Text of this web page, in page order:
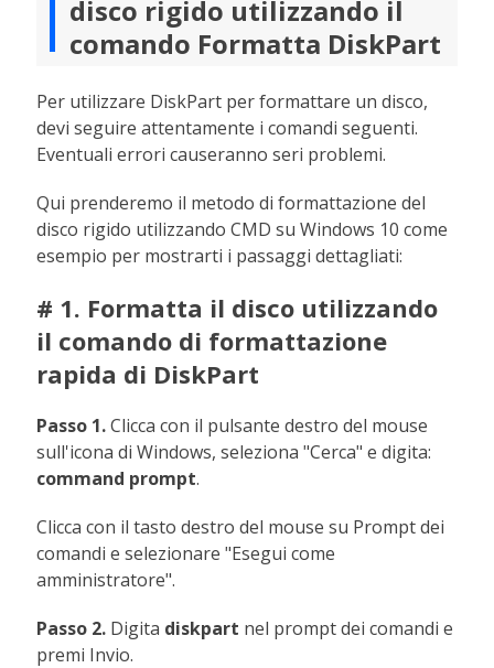
disco rigido utilizzando il
comando Formatta DiskPart
Per utilizzare DiskPart per formattare un disco,
devi seguire attentamente i comandi seguenti.
Eventuali errori causeranno seri problemi.
Qui prenderemo il metodo di formattazione del
disco rigido utilizzando CMD su Windows 10 come
esempio per mostrarti i passaggi dettagliati:
# 1. Formatta il disco utilizzando
il comando di formattazione
rapida di DiskPart
Passo 1.Clicca con il pulsante destro del mouse
sull'icona di Windows, seleziona "Cerca" e digita:
command prompt.
Clicca con il tasto destro del mouse su Prompt dei
comandi e selezionare "Esegui come
amministratore".
Passo 2. Digita diskpart nel prompt dei comandi e
premi Invio.